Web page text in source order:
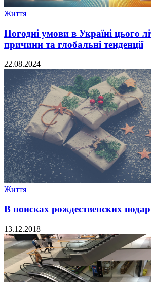
Життя
Погодні умови в Україні цього
причини та глобальні тенденції
22.08.2024
Життя
В поисках рождественских
13.12.2018